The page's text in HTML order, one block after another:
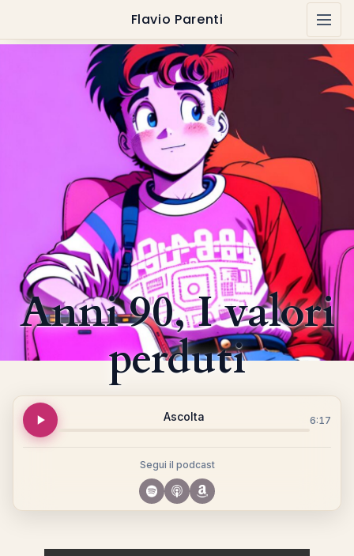
Flavio Parenti
Anni 90, I valori
perduti
Ascolta 6:17
Segui il podcast